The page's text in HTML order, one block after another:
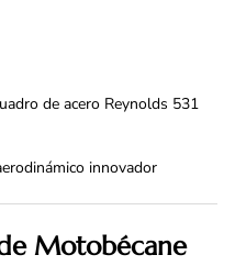
de acero Reynolds 531
innovador
Motobécane